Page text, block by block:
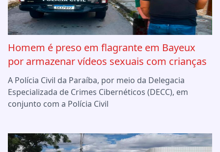
Homem é preso em flagrante em Bayeux
por armazenar vídeos sexuais com crianças
A Polícia Civil da Paraíba, por meio da Delegacia
Especializada de Crimes Cibernéticos (DECC), em
conjunto com a Polícia Civil